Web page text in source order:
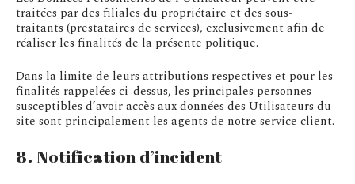
traitées par des filiales du propriétaire et des sous-
traitants (prestataires de services), exclusivement afin de
réaliser les finalités de la présente politique.
Dans la limite de leurs attributions respectives et pour les
finalités rappelées ci-dessus, les principales personnes
susceptibles d’avoir accès aux données des Utilisateurs du
site sont principalement les agents de notre service client.
8. Notification d’incident